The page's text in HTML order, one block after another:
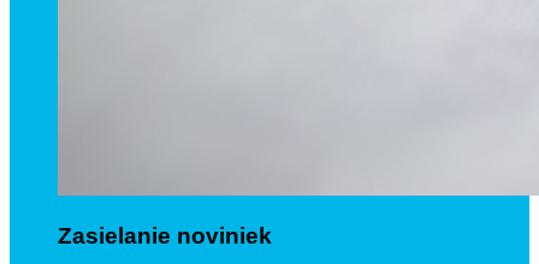
Zasielanie noviniek